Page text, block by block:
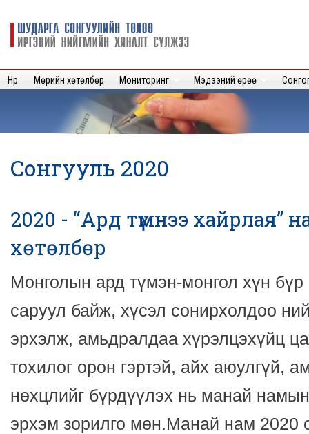
Шударга
сонгуулийн
нийгмийн
хяналт
Нүүр Мөрийн хөтөлбөр Мониторинг Мэдээний өрөө
Сонгууль 2020
2020 - “Ард түмнээ
хөтөлбөр
Монголын ард түмэн-монгол хүн бүр
саруул байж, хүсэл сонирхолдоо
эрхэлж, амьдралдаа хүрэлцэхүйц
тохилог орон гэртэй, айх аюулгүй,
нөхцлийг бүрдүүлэх нь манай
эрхэм зорилго мөн.Манай нам